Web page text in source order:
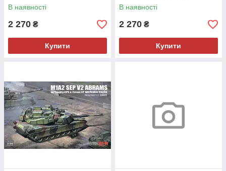
В наявності
2 270 ₴
Купити
В наявності
2 270 ₴
Купити